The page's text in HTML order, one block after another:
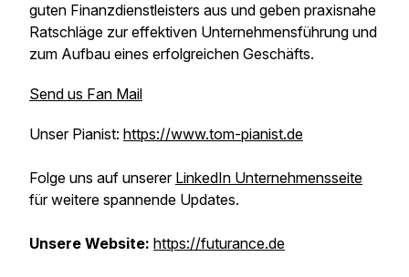
guten Finanzdienstleisters aus und geben praxisnahe
Ratschläge zur effektiven Unternehmensführung und
zum Aufbau eines erfolgreichen Geschäfts.
Send us Fan Mail
Unser Pianist: https://www.tom-pianist.de
Folge uns auf unserer LinkedIn Unternehmensseite
für weitere spannende Updates.
Unsere Website: https://futurance.de